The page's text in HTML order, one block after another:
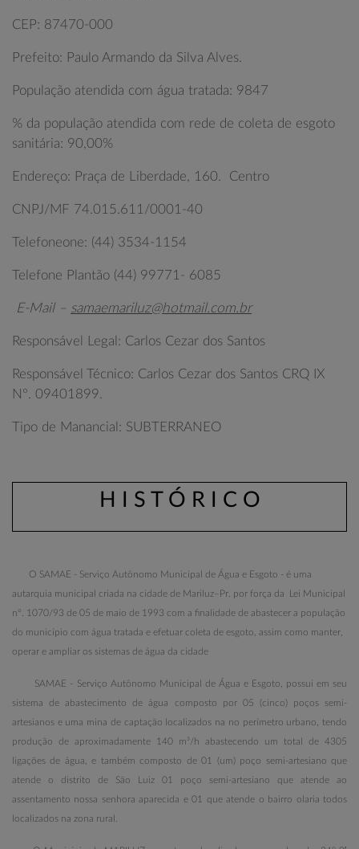
CEP: 87470-000
Prefeito: Paulo Armando da Silva Alves.
População atendida com água tratada: 9847
% da população atendida com rede de coleta de esgoto
sanitária: 90,00%
Endereço: Praça de Liberdade, 160. Centro
CNPJ/MF 74.015.611/0001-40
Telefoneone: (44) 3534-1154
Telefone Plantão (44) 99771- 6085
E-Mail – samaemariluz@hotmail.com.br
Responsável Legal: Carlos Cezar dos Santos
Responsável Técnico: Carlos Cezar dos Santos CRQ IX
Nº. 09401899.
Tipo de Manancial: SUBTERRANEO
H I S T Ó R I C O
O SAMAE - Serviço Autônomo Municipal de Água e Esgoto - é uma
autarquia municipal criada na cidade de Mariluz–Pr. por força da Lei Municipal
nº. 1070/93 de 05 de maio de 1993 com a finalidade de abastecer a população
do município com água tratada e efetuar coleta de esgoto, assim como manter,
operar e ampliar os sistemas de água da cidade
SAMAE - Serviço Autônomo Municipal de Água e Esgoto, possui em seu
sistema de abastecimento de água composto por 05 (cinco) poços semi-
artesianos e uma mina de captação localizados na no perímetro urbano, tendo
produção de aproximadamente 140 m³/h abastecendo um total de 4305
ligações de água, e também composto de 01 (um) poço semi-artesiano que
atende o distrito de São Luiz 01 poço semi-artesiano que atende ao
assentamento nossa senhora aparecida e 01 que atende o bairro olaria todos
localizados na zona rural.